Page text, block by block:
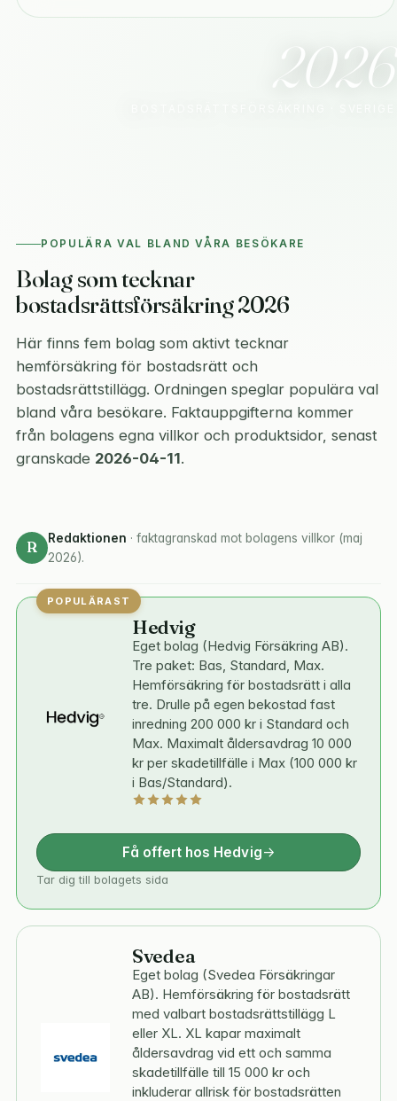
2026
POPULÄRA VAL BLAND VÅRA BESÖKARE
Bolag som tecknar
bostadsrättsförsäkring 2026
Här finns fem bolag som aktivt tecknar
hemförsäkring för bostadsrätt och
bostadsrättstillägg. Ordningen speglar populära val
bland våra besökare. Faktauppgifterna kommer
från bolagens egna villkor och produktsidor, senast
granskade 2026-04-11.
R
Redaktionen · faktagranskad mot bolagens villkor (maj
2026).
Hedvig
Eget bolag (Hedvig Försäkring AB).
Tre paket: Bas, Standard, Max.
Hemförsäkring för bostadsrätt i alla
tre. Drulle på egen bekostad fast
inredning 200 000 kr i Standard och
Max. Maximalt åldersavdrag 10 000
kr per skadetillfälle i Max (100 000 kr
i Bas/Standard).
Få offert hos Hedvig
Tar dig till bolagets sida
Svedea
Eget bolag (Svedea Försäkringar
AB). Hemförsäkring för bostadsrätt
med valbart bostadsrättstillägg L
eller XL. XL kapar maximalt
åldersavdrag vid ett och samma
skadetillfälle till 15 000 kr och
inkluderar allrisk för bostadsrätten